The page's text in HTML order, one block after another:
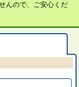
んので、ご安心くだ